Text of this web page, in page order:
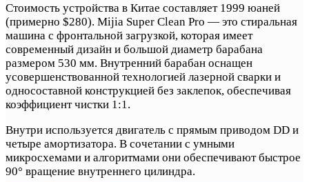
Стоимость устройства в Китае составляет 1999 юаней
(примерно $280). Mijia Super Clean Pro — это стиральная
машина с фронтальной загрузкой, которая имеет
современный дизайн и большой диаметр барабана
размером 530 мм. Внутренний барабан оснащен
усовершенствованной технологией лазерной сварки и
односоставной конструкцией без заклепок, обеспечивая
коэффициент чистки 1:1.
Внутри используется двигатель с прямым приводом DD и
четыре амортизатора. В сочетании с умными
микросхемами и алгоритмами они обеспечивают быстрое
90° вращение внутреннего цилиндра.